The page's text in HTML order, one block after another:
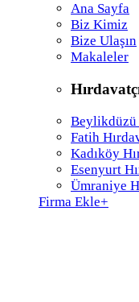
Ana Sayfa
Biz Kimiz
Bize Ulaşın
Makaleler
Beylikdüzü
Fatih
Kadıköy
Esenyurt
Ümraniye
Firma Ekle+